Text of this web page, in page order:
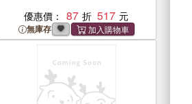
優惠價： 87 517
無庫存